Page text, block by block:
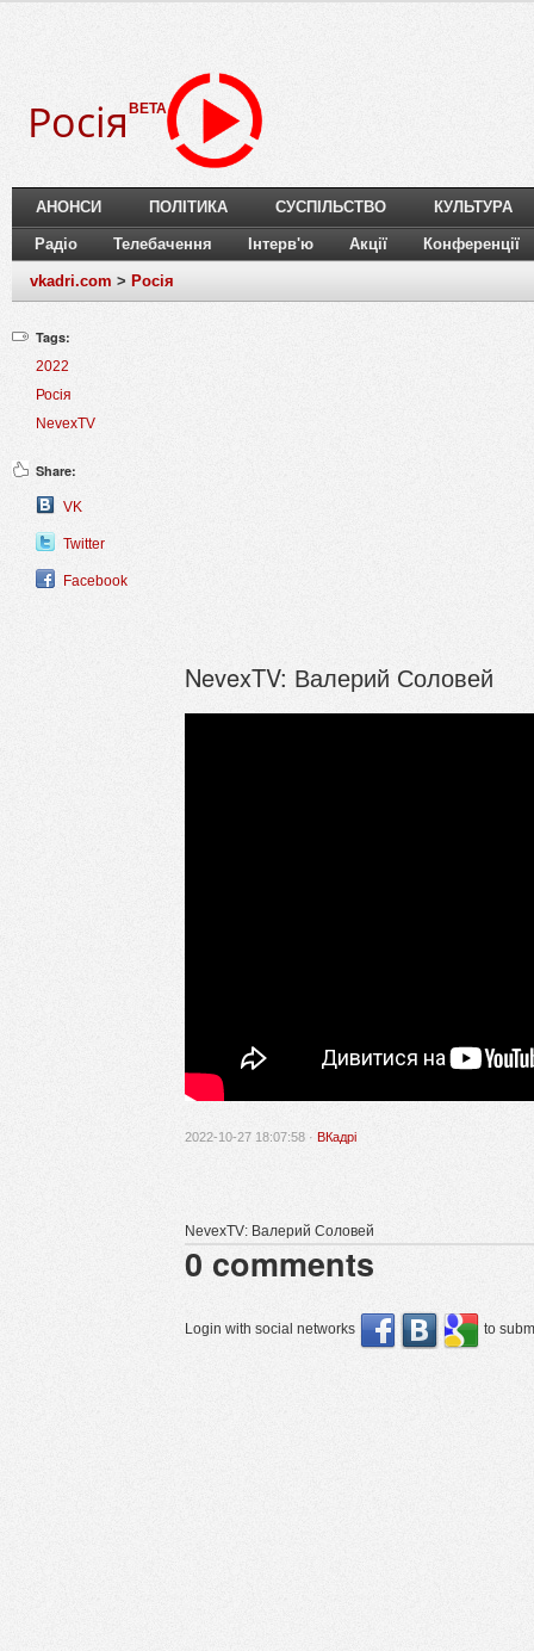
Росія BETA
АНОНСИ ПОЛІТИКА СУСПІЛЬСТВО КУЛЬТУРА
Радіо Телебачення Інтерв'ю Акції Конференції
vkadri.com > Росія
Tags:
2022
Росія
NevexTV
Share:
VK
Twitter
Facebook
NevexTV: Валерий Соловей
2022-10-27 18:07:58 · ВКадрі
NevexTV: Валерий Соловей
0 comments
Login with social networks to